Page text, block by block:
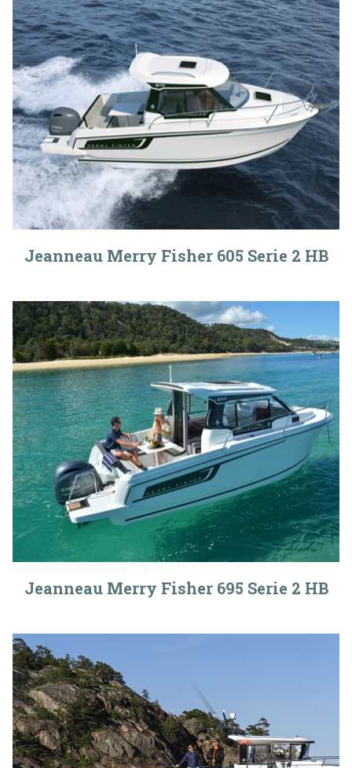
Jeanneau Merry Fisher 605 Serie 2 HB
Jeanneau Merry Fisher 695 Serie 2 HB